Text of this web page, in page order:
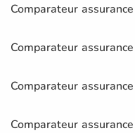
Comparateur
Comparateur
Comparateur
Comparateur